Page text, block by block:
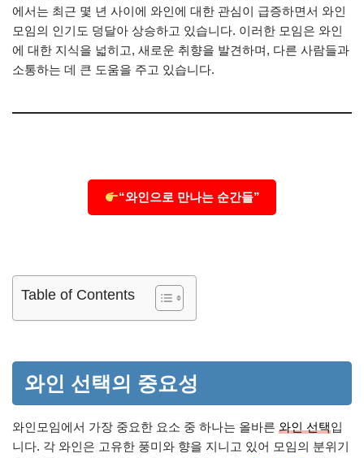
에서는 최근 몇 년 사이에 와인에 대한 관심이 급증하면서 와인
모임의 인기도 덩달아 상승하고 있습니다. 이러한 모임은 와인
에 대한 지식을 넓히고, 새로운 취향을 발견하며, 다른 사람들과
소통하는 데 큰 도움을 주고 있습니다.
“와인으로 만나는 순간들”
Table of Contents
와인 선택의 중요성
와인모임에서 가장 중요한 요소 중 하나는 올바른 와인 선택입
니다. 각 와인은 고유한 풍미와 향을 지니고 있어 모임의 분위기